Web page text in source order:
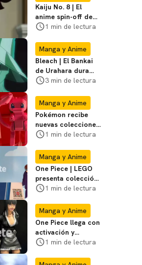
Kaiju No. 8 | El
anime spin-off de
Gen Narumi ya tiene
1 min de lectura
Manga y Anime
Bleach | El Bankai
de Urahara dura
poco, pero tiene
impecable
3 min de lectura
Manga y Anime
Pokémon recibe
nuevas colecciones
de LEGO durante la
fotos
1 min de lectura
Manga y Anime
One Piece | LEGO
presenta colección
de serie de la
Con
1 min de lectura
Manga y Anime
One Piece llega con
activación y
coleccionables a la
Con
1 min de lectura